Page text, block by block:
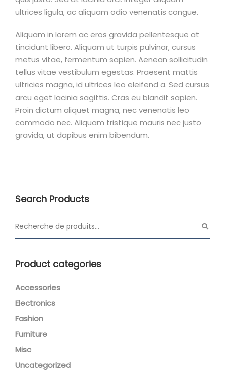
ultrices ligula, ac aliquam odio venenatis congue.
Aliquam in lorem ac eros gravida pellentesque at
tincidunt libero. Aliquam ut turpis pulvinar, cursus
metus vitae, fermentum sapien. Aenean sollicitudin
tellus vitae vestibulum egestas. Praesent mattis
ultricies magna, id ultrices leo eleifend a. Sed cursus
arcu eget lacinia sagittis. Cras eu blandit sapien.
Proin dictum aliquet magna, nec venenatis leo
commodo nec. Aliquam tristique mauris nec justo
gravida, ut dapibus enim bibendum.
Search Products
Product categories
Accessories
Electronics
Fashion
Furniture
Misc
Uncategorized